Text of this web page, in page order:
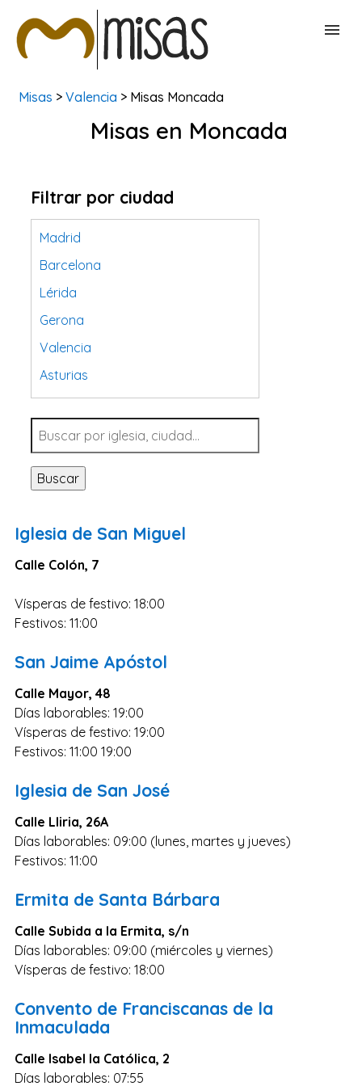
BUSCAR MISAS
Misas > Valencia > Misas Moncada
Misas en Moncada
Filtrar por ciudad
Madrid
Barcelona
Lérida
Gerona
Valencia
Asturias
Tarragona
Navarra
Valladolid
Sevilla
Santa Cruz de Tenerife
Cantabria
Islas Baleares
Las Palmas
Toledo
Zaragoza
Murcia
Vizcaya
Cádiz
Granada
Córdoba
Pontevedra
Huesca
Burgos
Jaén
Badajoz
León
Guadalajara
Buscar
Iglesia de San Miguel
Calle Colón, 7
Vísperas de festivo: 18:00
Festivos: 11:00
San Jaime Apóstol
Calle Mayor, 48
Días laborables: 19:00
Vísperas de festivo: 19:00
Festivos: 11:00 19:00
Iglesia de San José
Calle Lliria, 26A
Días laborables: 09:00 (lunes, martes y jueves)
Festivos: 11:00
Ermita de Santa Bárbara
Calle Subida a la Ermita, s/n
Días laborables: 09:00 (miércoles y viernes)
Vísperas de festivo: 18:00
Convento de Franciscanas de la
Inmaculada
Calle Isabel la Católica, 2
Días laborables: 07:55